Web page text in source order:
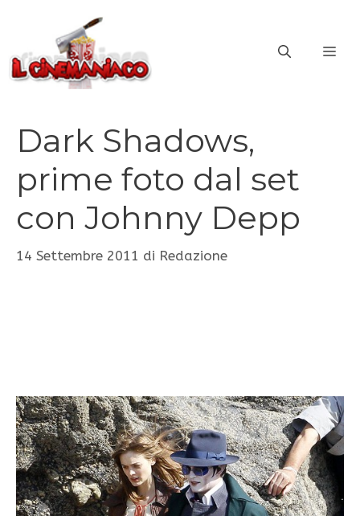
contenuto
Dark Shadows,
prime foto dal set
con Johnny Depp
14 Settembre 2011 di Redazione